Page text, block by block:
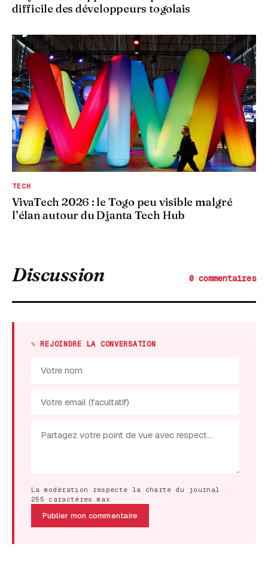
difficile des développeurs togolais
TECH
VivaTech 2026 : le Togo peu visible malgré
l’élan autour du Djanta Tech Hub
Discussion 0 commentaires
✎ REJOINDRE LA CONVERSATION
La modération respecte la charte du journal ·
255 caractères max
Publier mon commentaire